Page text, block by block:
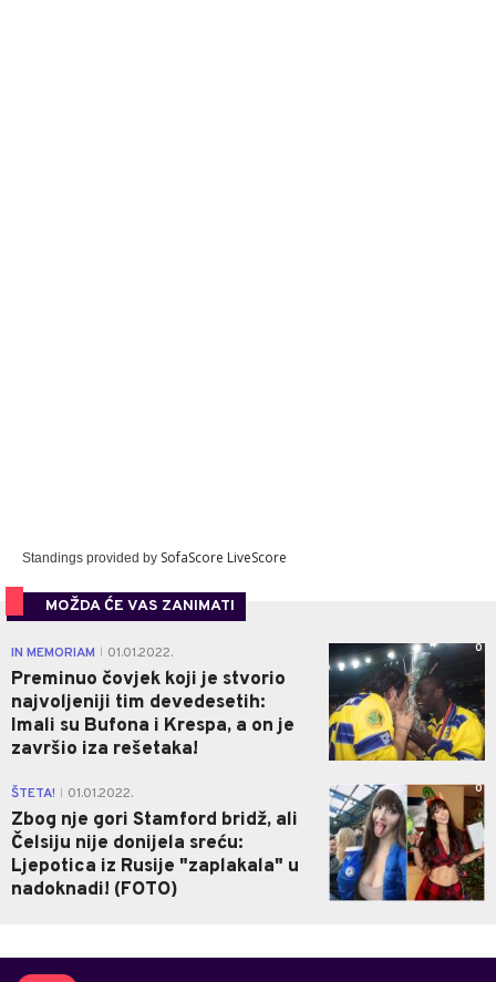
Standings provided by SofaScore LiveScore
MOŽDA ĆE VAS ZANIMATI
IN MEMORIAM 01.01.2022.
Preminuo čovjek koji je stvorio
najvoljeniji tim devedesetih:
Imali su Bufona i Krespa, a on je
završio iza rešetaka!
0
ŠTETA! 01.01.2022.
Zbog nje gori Stamford bridž, ali
Čelsiju nije donijela sreću:
Ljepotica iz Rusije "zaplakala" u
nadoknadi! (FOTO)
0